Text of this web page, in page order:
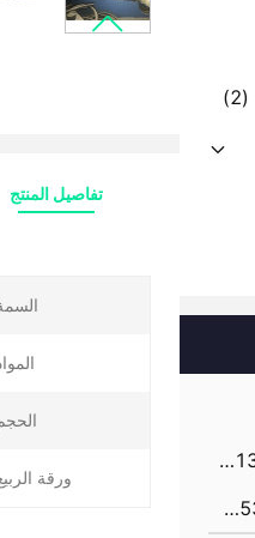
(2)
+86-13210598479
86-531-85827672
تفاصيل المنتج
ورقة